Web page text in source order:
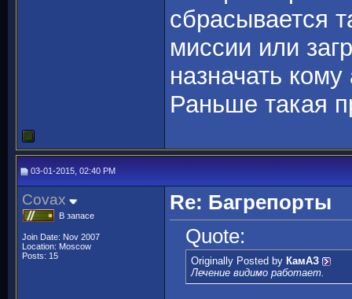
сбрасывается
миссии или
назначать
Раньше такая
03-01-2015, 02:40 PM
Covax
В запасе
Join Date: Nov 2007
Location: Moscow
Posts: 15
Re: Багрепорты
Quote:
Originally Posted by КамАЗ
Лечение видимо работает.